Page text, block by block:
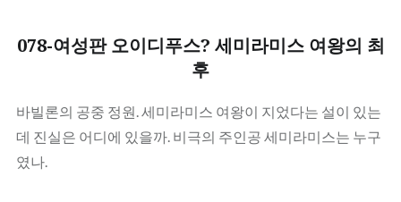
078-여성판 오이디푸스? 세미라미스 여왕의 최
후
바빌론의 공중 정원. 세미라미스 여왕이 지었다는 설이 있는
데 진실은 어디에 있을까. 비극의 주인공 세미라미스는 누구
였나.